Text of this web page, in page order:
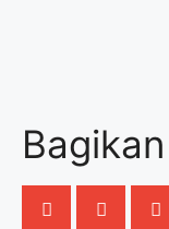
Bagikan